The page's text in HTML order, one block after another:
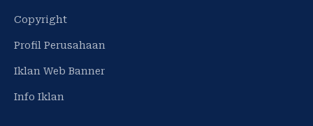
Copyright
Profil Perusahaan
Iklan Web Banner
Info Iklan